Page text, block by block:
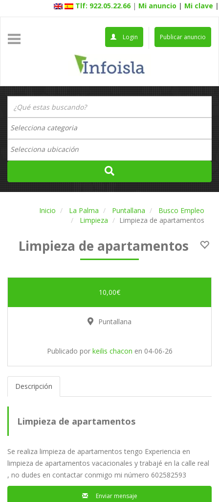
Tlf: 922.05.22.66 | Mi anuncio | Mi clave |
Publicar anuncio
Login
Inicio La Palma Puntallana
Busco Empleo
Limpieza
Limpieza de apartamentos
Limpieza de apartamentos
10,00€
Puntallana
Publicado por keilis chacon en 04-06-26
Descripción
Limpieza de apartamentos
Se realiza limpieza de apartamentos tengo Experiencia en
limpieza de apartamentos vacacionales y trabajé en la calle real
, no dudes en contactar conmigo mi número 602582593
Enviar mensaje